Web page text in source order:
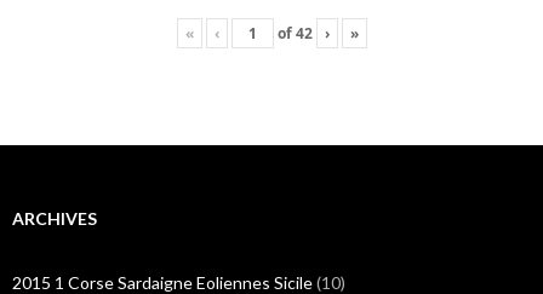
« ‹ of42 › »
ARCHIVES
2015 1 Corse Sardaigne Eoliennes Sicile(10)